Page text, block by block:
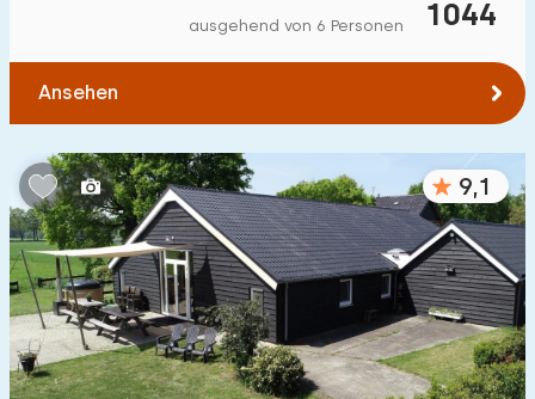
27
Kinderfreundlich
Kindermöbel
Eingezäunter Garten 600 +
Spielgeräte im Garten 500
Hallenbad 900 +
Freibad 1000 +
Kinderanimation 1000 +
1044
ausgehend von 6 Personen
Ansehen
9,1